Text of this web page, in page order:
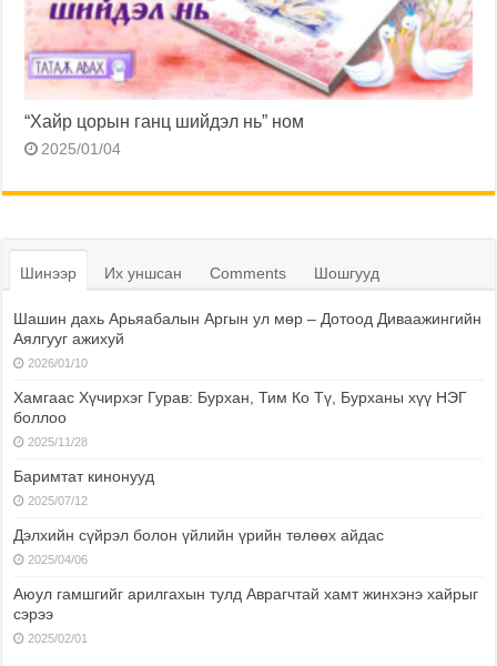
“Хайр цорын ганц шийдэл нь” ном
2025/01/04
Шинээр Их уншсан Comments Шошгууд
Шашин дахь Арьяабалын Аргын ул мөр – Дотоод Диваажингийн
Аялгууг ажихуй
2026/01/10
Хамгаас Хүчирхэг Гурав: Бурхан, Тим Ко Тү, Бурханы хүү НЭГ
боллоо
2025/11/28
Баримтат кинонууд
2025/07/12
Дэлхийн сүйрэл болон үйлийн үрийн төлөөх айдас
2025/04/06
Аюул гамшгийг арилгахын тулд Аврагчтай хамт жинхэнэ хайрыг
сэрээ
2025/02/01